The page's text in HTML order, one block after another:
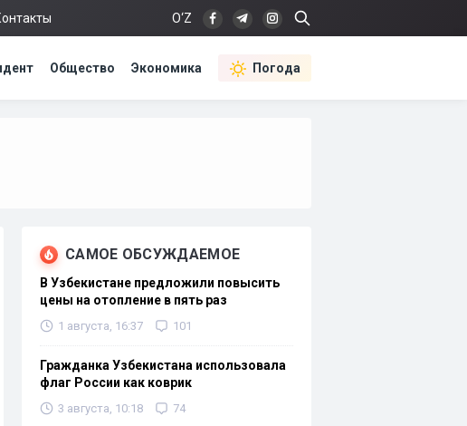
O‘Z
Общество Экономика Погода
САМОЕ ОБСУЖДАЕМОЕ
В Узбекистане предложили повысить
цены на отопление в пять раз
1 августа, 16:37 101
Гражданка Узбекистана использовала
флаг России как коврик
3 августа, 10:18 74